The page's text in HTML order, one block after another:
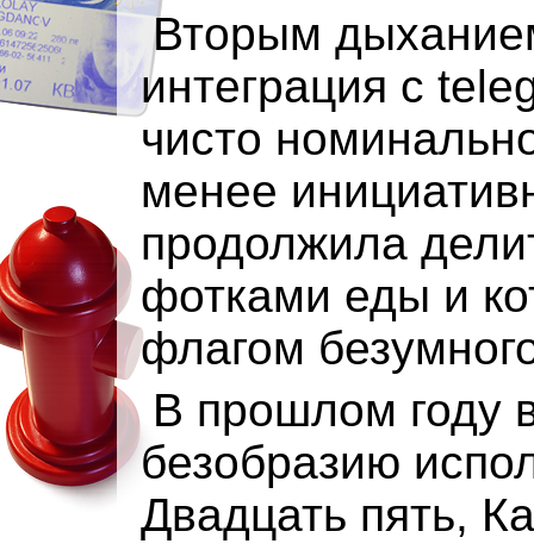
Вторым
интеграция с
чисто
менее
продолжила
фотками еды и
флагом
В прошлом году
безобразию
Двадцать пять,